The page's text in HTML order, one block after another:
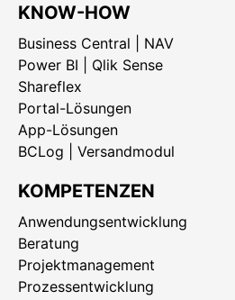
KNOW-HOW
Business Central | NAV
Power BI | Qlik Sense
Shareflex
Portal-Lösungen
App-Lösungen
BCLog | Versandmodul
KOMPETENZEN
Anwendungsentwicklung
Beratung
Projektmanagement
Prozessentwicklung